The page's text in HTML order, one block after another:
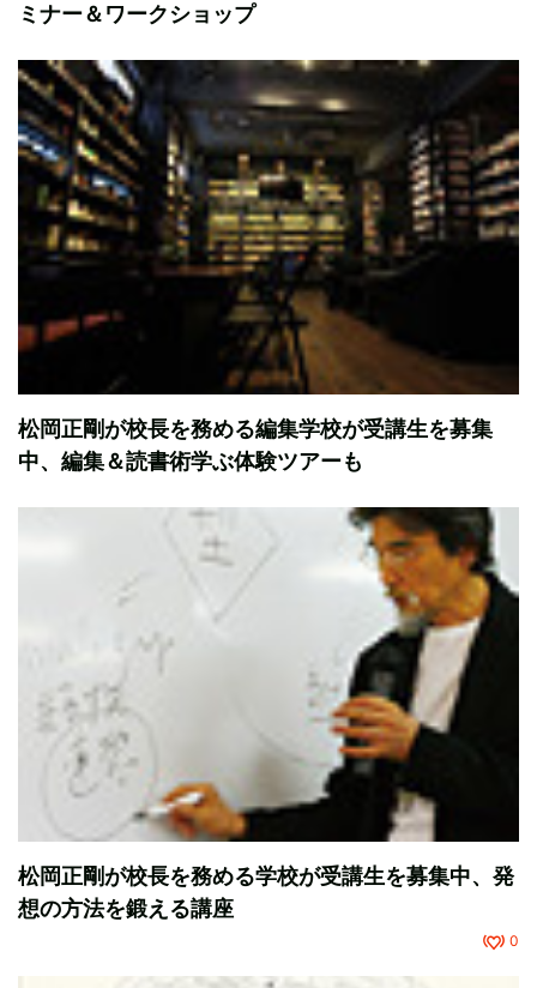
ミナー＆ワークショップ
松岡正剛が校長を務める編集学校が受講生を募集
中、編集＆読書術学ぶ体験ツアーも
松岡正剛が校長を務める学校が受講生を募集中、発
想の方法を鍛える講座
0